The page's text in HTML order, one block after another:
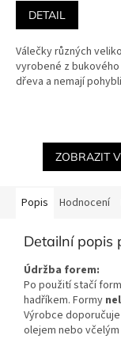
5
hvězdiček.
DETAIL
Válečky různých
vyrobené z bukového
dřeva a nemají
ZOBRAZIT
Popis Hodnocení
Detailní popis
Údržba forem:
Po použití stačí
hadříkem. Formy
Výrobce
olejem nebo